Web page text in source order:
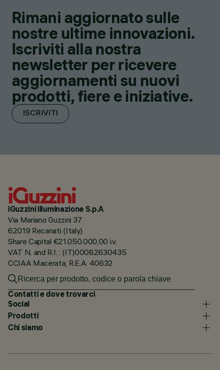
Rimani aggiornato sulle
nostre ultime innovazioni.
Iscriviti alla nostra
newsletter per ricevere
aggiornamenti su nuovi
prodotti, fiere e iniziative.
ISCRIVITI
iGuzzini illuminazione S.p.A
Via Mariano Guzzini 37
62019 Recanati (Italy)
Share Capital €21.050.000,00 i.v.
VAT N. and R.I. : (IT)00082630435
CCIAA Macerata, R.E.A. 40632
Contatti e dove trovarci
Social
Prodotti
Chi siamo